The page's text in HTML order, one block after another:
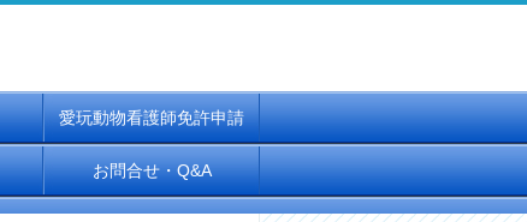
愛玩動物看護師免許申請
お問合せ・Q&A